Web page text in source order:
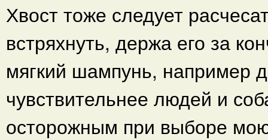
Хвост тоже следует
встряхнуть, держа его за
мягкий шампунь, например
чувствительнее людей и
осторожным при выборе